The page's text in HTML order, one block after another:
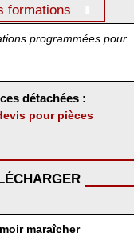
formations
programmées pour
détachées :
pour pièces
maraîcher